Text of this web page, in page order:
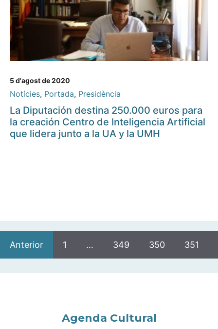
5 d'agost de 2020
Notícies, Portada, Presidència
La Diputación destina 250.000 euros para
la creación Centro de Inteligencia Artificial
que lidera junto a la UA y la UMH
Anterior 1 … 349 350 351
Agenda Cultural